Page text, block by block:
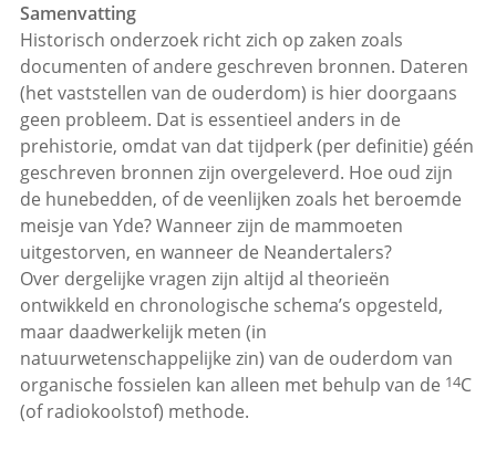
Samenvatting
Historisch onderzoek richt zich op zaken zoals
documenten of andere geschreven bronnen. Dateren
(het vaststellen van de ouderdom) is hier doorgaans
geen probleem. Dat is essentieel anders in de
prehistorie, omdat van dat tijdperk (per definitie) géén
geschreven bronnen zijn overgeleverd. Hoe oud zijn
de hunebedden, of de veenlijken zoals het beroemde
meisje van Yde? Wanneer zijn de mammoeten
uitgestorven, en wanneer de Neandertalers?
Over dergelijke vragen zijn altijd al theorieën
ontwikkeld en chronologische schema’s opgesteld,
maar daadwerkelijk meten (in
natuurwetenschappelijke zin) van de ouderdom van
organische fossielen kan alleen met behulp van de 14C
(of radiokoolstof) methode.